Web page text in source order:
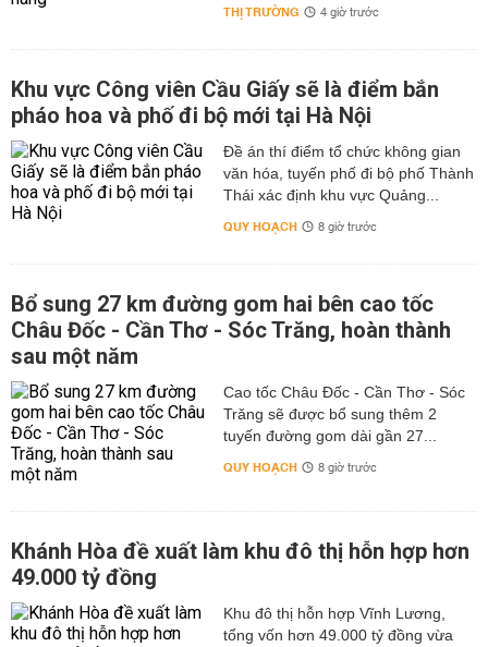
THỊ TRƯỜNG 4 giờ trước
Khu vực Công viên Cầu Giấy sẽ là điểm bắn
pháo hoa và phố đi bộ mới tại Hà Nội
Đề án thí điểm tổ chức không gian
văn hóa, tuyến phố đi bộ phố Thành
Thái xác định khu vực Quảng...
QUY HOẠCH 8 giờ trước
Bổ sung 27 km đường gom hai bên cao tốc
Châu Đốc - Cần Thơ - Sóc Trăng, hoàn thành
sau một năm
Cao tốc Châu Đốc - Cần Thơ - Sóc
Trăng sẽ được bổ sung thêm 2
tuyến đường gom dài gần 27...
QUY HOẠCH 8 giờ trước
Khánh Hòa đề xuất làm khu đô thị hỗn hợp hơn
49.000 tỷ đồng
Khu đô thị hỗn hợp Vĩnh Lương,
tổng vốn hơn 49.000 tỷ đồng vừa